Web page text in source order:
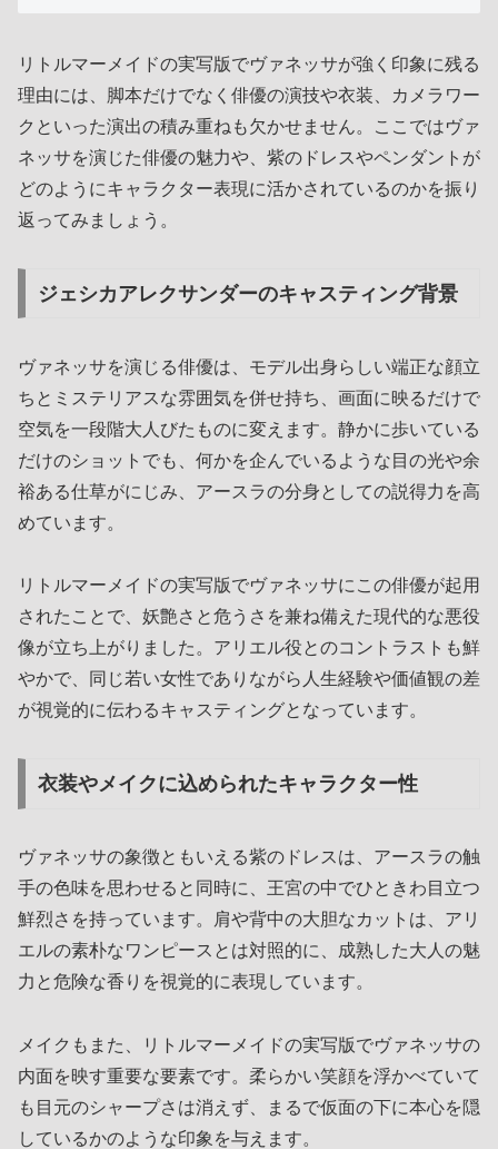
リトルマーメイドの実写版でヴァネッサが強く印象に残る
理由には、脚本だけでなく俳優の演技や衣装、カメラワー
クといった演出の積み重ねも欠かせません。ここではヴァ
ネッサを演じた俳優の魅力や、紫のドレスやペンダントが
どのようにキャラクター表現に活かされているのかを振り
返ってみましょう。
ジェシカアレクサンダーのキャスティング背景
ヴァネッサを演じる俳優は、モデル出身らしい端正な顔立
ちとミステリアスな雰囲気を併せ持ち、画面に映るだけで
空気を一段階大人びたものに変えます。静かに歩いている
だけのショットでも、何かを企んでいるような目の光や余
裕ある仕草がにじみ、アースラの分身としての説得力を高
めています。
リトルマーメイドの実写版でヴァネッサにこの俳優が起用
されたことで、妖艶さと危うさを兼ね備えた現代的な悪役
像が立ち上がりました。アリエル役とのコントラストも鮮
やかで、同じ若い女性でありながら人生経験や価値観の差
が視覚的に伝わるキャスティングとなっています。
衣装やメイクに込められたキャラクター性
ヴァネッサの象徴ともいえる紫のドレスは、アースラの触
手の色味を思わせると同時に、王宮の中でひときわ目立つ
鮮烈さを持っています。肩や背中の大胆なカットは、アリ
エルの素朴なワンピースとは対照的に、成熟した大人の魅
力と危険な香りを視覚的に表現しています。
メイクもまた、リトルマーメイドの実写版でヴァネッサの
内面を映す重要な要素です。柔らかい笑顔を浮かべていて
も目元のシャープさは消えず、まるで仮面の下に本心を隠
しているかのような印象を与えます。